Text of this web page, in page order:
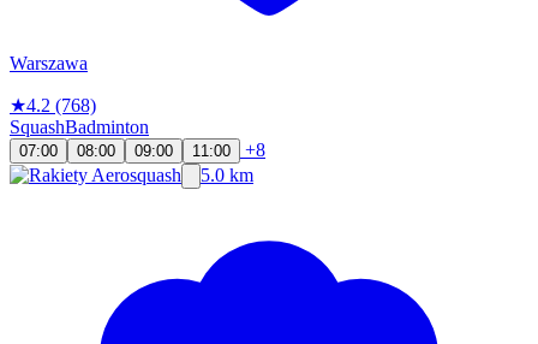
Warszawa
★4.2 (768)
SquashBadminton
07:00 08:00 09:00 11:00
+8
5.0 km